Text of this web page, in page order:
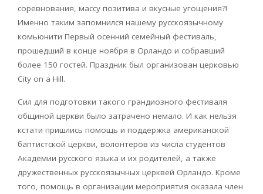
соревнования, массу позитива и вкусные угощения?!
Именно таким запомнился нашему русскоязычному
комьюнити Первый осенний семейный фестиваль,
прошедший в конце ноября в Орландо и собравший
более 150 гостей. Праздник был организован церковью
City on a Hill.
Сил для подготовки такого грандиозного фестиваля
общиной церкви было затрачено немало. И как нельзя
кстати пришлись помощь и поддержка американской
баптистской церкви, волонтеров из числа студентов
Академии русского языка и их родителей, а также
дружественных русскоязычных церквей Орландо. Кроме
того, помощь в организации мероприятия оказала член